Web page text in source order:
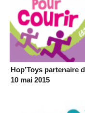
Hop’Toys partenaire
10 mai 2015